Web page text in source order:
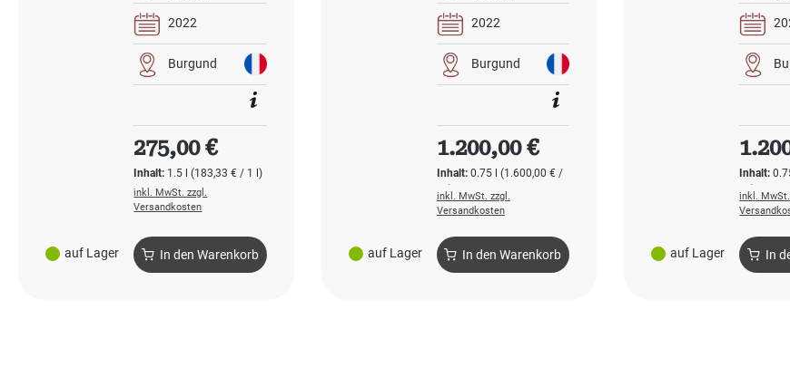
auf Lager
2022
Burgund
Inhalt: 1.5 l(183,33 € / 1 l)
Regulärer Preis:
275,00 €
inkl. MwSt. zzgl.
Versandkosten
In den Warenkorb auf Lager
2022
Burgund
Inhalt: 0.75 l (1.600,00 € /
1 l)
Regulärer Preis:
1.200,00 €
inkl. MwSt. zzgl.
Versandkosten
In den Warenkorb auf Lager
Inhalt:
1 l)
inkl. MwSt.
In